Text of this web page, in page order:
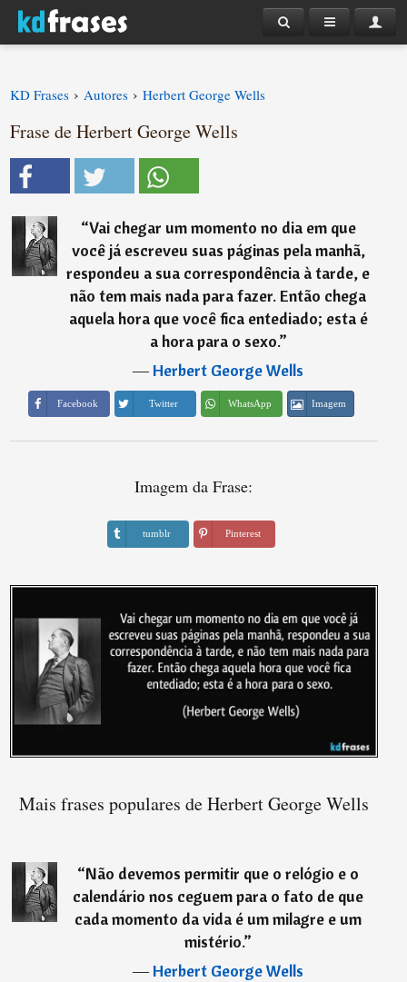
KD Frases › Autores › Herbert George Wells
Frase de Herbert George Wells
“Vai chegar um momento no dia em que
você já escreveu suas páginas pela manhã,
respondeu a sua correspondência à tarde, e
não tem mais nada para fazer. Então chega
aquela hora que você fica entediado; esta é
a hora para o sexo.”
―Herbert George Wells
Facebook Twitter WhatsApp Imagem
Imagem da Frase:
tumblr Pinterest
Mais frases populares de Herbert George Wells
“Não devemos permitir que o relógio e o
calendário nos ceguem para o fato de que
cada momento da vida é um milagre e um
mistério.”
―Herbert George Wells